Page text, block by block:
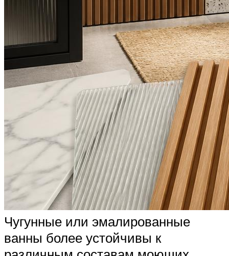
Чугунные или эмалированные
ванны более устойчивы к